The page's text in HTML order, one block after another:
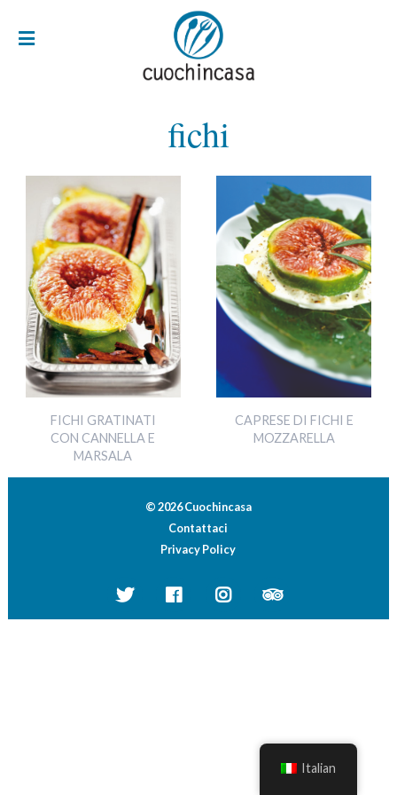
fichi
FICHI GRATINATI
CON CANNELLA E
MARSALA
CAPRESE DI FICHI E
MOZZARELLA
© 2026 Cuochincasa
Contattaci
Privacy Policy
Italian